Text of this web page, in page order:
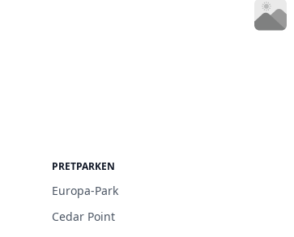
PRETPARKEN
Europa-Park
Cedar Point